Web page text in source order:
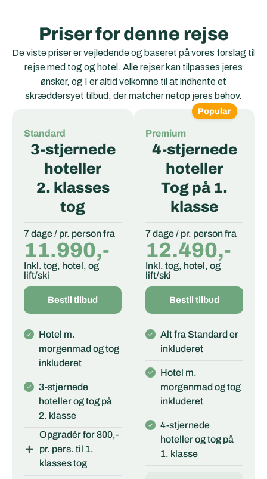
Priser for denne rejse
De viste priser er vejledende og baseret på vores forslag til
rejse med tog og hotel. Alle rejser kan tilpasses jeres
ønsker, og I er altid velkomne til at indhente et
skræddersyet tilbud, der matcher netop jeres behov.
Standard
3-stjernede
hoteller
2. klasses
tog
7 dage / pr. person fra
11.990,-
Inkl. tog, hotel, og
lift/ski
Bestil tilbud
Hotel m.
morgenmad og tog
inkluderet
3-stjernede
hoteller og tog på
2. klasse
Opgradér for 800,-
pr. pers. til 1.
klasses tog
Premium
4-stjernede
hoteller
Tog på 1.
klasse
7 dage / pr. person fra
12.490,-
Inkl. tog, hotel, og
lift/ski
Bestil tilbud
Alt fra Standard er
inkluderet
Hotel m.
morgenmad og tog
inkluderet
4-stjernede
hoteller og tog på
1. klasse
Popular